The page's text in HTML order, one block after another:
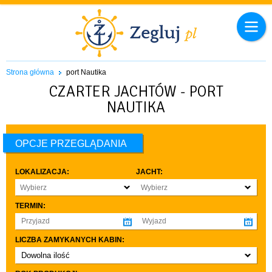
Strona główna port Nautika
CZARTER JACHTÓW - PORT
NAUTIKA
OPCJE PRZEGLĄDANIA
LOKALIZACJA:
Wybierz
JACHT:
Wybierz
TERMIN:
LICZBA ZAMYKANYCH KABIN:
Dowolna ilość